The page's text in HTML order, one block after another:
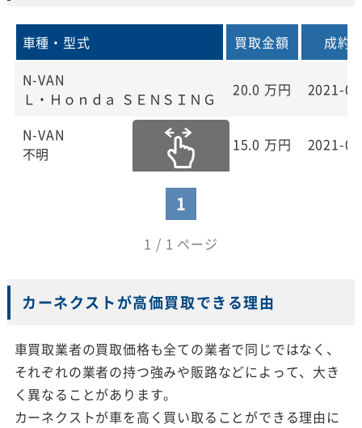
車種・型式 買取金額
成約
N-VAN
Ｌ・Ｈｏｎｄａ ＳＥＮＳＩＮＧ
20.0 万円 2021-
N-VAN
不明
15.0 万円 2021-
1
1 / 1 ページ
カーネクストが高価買取できる理由
車買取業者の買取価格も全ての業者で同じではなく、
それぞれの業者の持つ強みや販路などによって、大き
く異なることがあります。
カーネクストが車を高く買い取ることができる理由に